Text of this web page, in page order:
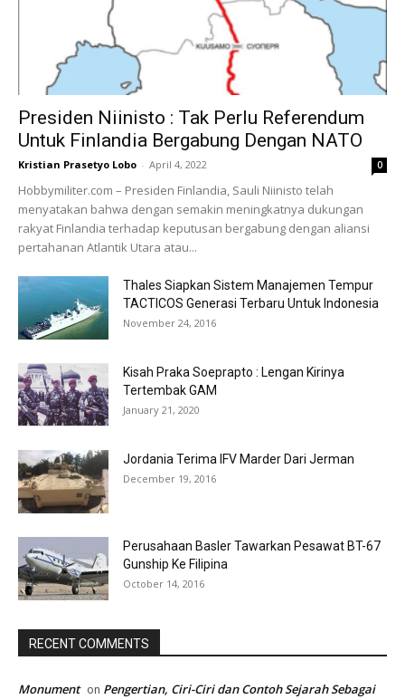
Presiden Niinisto : Tak Perlu Referendum
Untuk Finlandia Bergabung Dengan NATO
Kristian Prasetyo Lobo - April 4, 2022 0
Hobbymiliter.com – Presiden Finlandia, Sauli Niinisto telah
menyatakan bahwa dengan semakin meningkatnya dukungan
rakyat Finlandia terhadap keputusan bergabung dengan aliansi
pertahanan Atlantik Utara atau...
Thales Siapkan Sistem Manajemen Tempur
TACTICOS Generasi Terbaru Untuk Indonesia
November 24, 2016
Kisah Praka Soeprapto : Lengan Kirinya
Tertembak GAM
January 21, 2020
Jordania Terima IFV Marder Dari Jerman
December 19, 2016
Perusahaan Basler Tawarkan Pesawat BT-67
Gunship Ke Filipina
October 14, 2016
RECENT COMMENTS
Monument on Pengertian, Ciri-Ciri dan Contoh Sejarah Sebagai